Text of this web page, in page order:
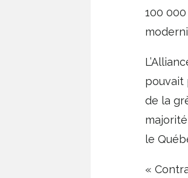
100
pouvait
de la
le
«